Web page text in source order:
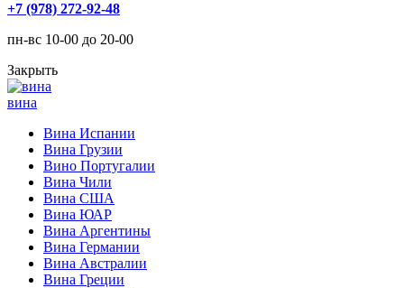
+7 (978) 272-92-48
пн-вс 10-00 до 20-00
Закрыть
вина
Вина Испании
Вина Грузии
Вино Португалии
Вина Чили
Вина США
Вина ЮАР
Вина Аргентины
Вина Германии
Вина Австралии
Вина Греции